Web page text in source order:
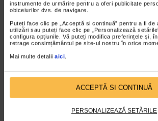
instrumente de urmărire pentru a oferi publicitate
obiceiurilor dvs. de navigare.
Puteți face clic pe „Acceptă si continuă” pentru a fi
utilizări sau puteți face clic pe „Personalizează
configura opțiunile. Vă puteți modifica preferințele și,
retrage consimțământul pe site-ul nostru în orice
Mai multe detalii aici
ACCEPTĂ SI CONTINUĂ
PERSONALIZEAZĂ SETĂRILE
CLIPA DE ARTA
ARTS and ARTISTS. Floriama
„Invisible Garden #2”